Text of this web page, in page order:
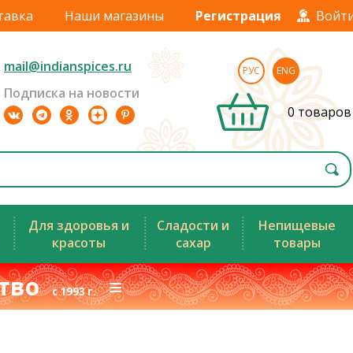
Наши магазины Регистрация
mail@indianspices.ru
Подписка на новости
РУС ENG
0 товаров
Для здоровья и
красоты
Сладости и
сахар
Непищевые
товары
с 1993 г.≡